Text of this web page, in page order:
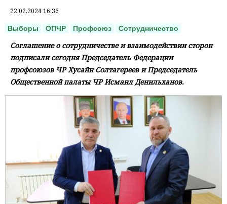
22.02.2024 16:36
Выборы ОПЧР Профсоюз Сотрудничество
Соглашение о сотрудничестве и взаимодействии сторон
подписали сегодня Председатель Федерации
профсоюзов ЧР Хусайн Солтагереев и Председатель
Общественной палаты ЧР Исмаил Денильханов.